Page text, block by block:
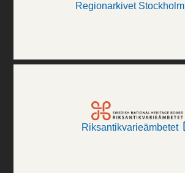
Regionarkivet Stockholm
Riksantikvarieämbetet